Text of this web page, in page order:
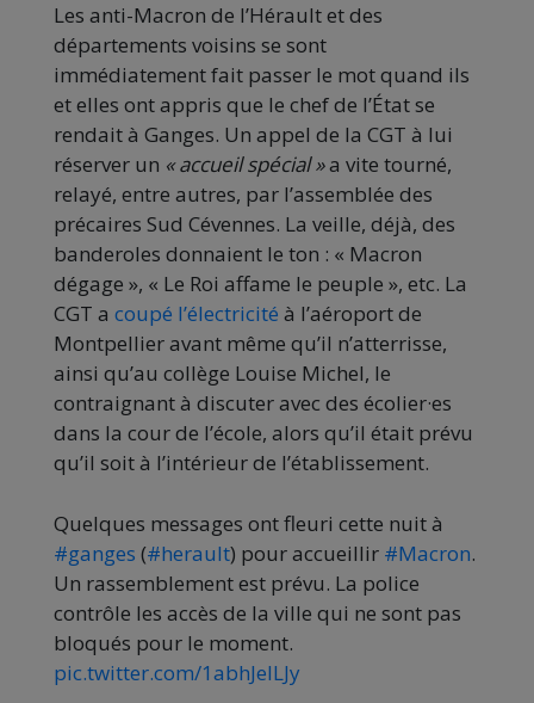
Les anti-Macron de l’Hérault et des
départements voisins se sont
immédiatement fait passer le mot quand ils
et elles ont appris que le chef de l’État se
rendait à Ganges. Un appel de la CGT à lui
réserver un « accueil spécial »a vite tourné,
relayé, entre autres, par l’assemblée des
précaires Sud Cévennes. La veille, déjà, des
banderoles donnaient le ton : « Macron
dégage », « Le Roi affame le peuple », etc. La
CGT a coupé l’électricité à l’aéroport de
Montpellier avant même qu’il n’atterrisse,
ainsi qu’au collège Louise Michel, le
contraignant à discuter avec des écolier·es
dans la cour de l’école, alors qu’il était prévu
qu’il soit à l’intérieur de l’établissement.
Quelques messages ont fleuri cette nuit à
#ganges (#herault) pour accueillir #Macron.
Un rassemblement est prévu. La police
contrôle les accès de la ville qui ne sont pas
bloqués pour le moment.
pic.twitter.com/1abhJeILJy